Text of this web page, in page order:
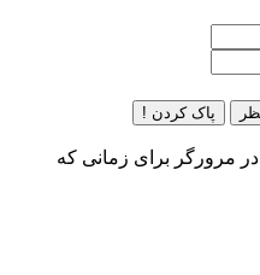
پاک کردن !
مرورگر برای زمانی که